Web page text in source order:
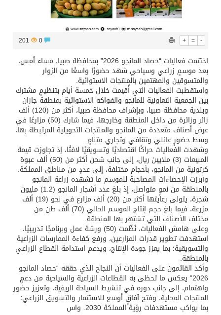
+ = -
201
اختتمت فعاليات “حصاد المانجو 2026” بمحافظة صبيا، مساء أمس،
بعد موسمٍ زراعي وسياحي شهد حضورًا واسعًا من الزوار
والمتسوقين والمهتمين بالمنتجات الاستوائية.
واستقطبت الفعاليات التي أُقيمت خلال خمسة أيام بتنظيمٍ مشترك
بين الجمعية التعاونية للمانجو والفواكه الاستوائية بمنطقة جازان
وبلدية محافظة صبيا، وبإشراف محافظة صبيا، أكثر من (120) ألف
زائر وزائرة من داخل المنطقة وخارجها، فيما شارك (50) مزارعًا في
عرض أصناف متعددة من المانجو والمنتجات التحويلية المرتبطة بها،
وسط حضورٍ عائلي وثقافي وتجاري متنامٍ.
وشهدت الفعاليات حراكًا اقتصاديًا وتسويقيًا لافتًا، إذ تجاوزت قيمة
المبيعات (3) ملايين ريال، إلى جانب شحن أكثر من (50) ألف عبوة
كرتونية من المانجو، بأحجام مختلفة، إلى عددٍ من مناطق المملكة.
وأبرزت الإحصاءات المصاحبة للموسم ما تشهده زراعة المانجو
بالمنطقة من نموٍ متواصل، إذ بلغ عدد أشجار المانجو (1.2) مليون
شجرة، يتولى رعايتها أكثر من (20) ألف مزارع في نحو (19) ألف
مزرعة، فيما بلغ حجم إنتاج الموسم الحالي (70) ألف طن من
مختلف الأصناف التي تشتهر بها المنطقة.
وعلى هامش الفعاليات، نُظّمت (50) ورشة عمل وبرنامجًا تدريبيًا،
استهدفت تطوير قدرات المزارعين، ورفع كفاءة الممارسات الزراعية
والتسويقية؛ بما يعزز جودة الإنتاج، ويدعم استدامة القطاع الزراعي
بالمنطقة.
وأكد القائمون على الفعاليات أن النجاح الذي حققه “حصاد المانجو
2026” يعكس ما تحظى به القطاعات الزراعية والسياحية من دعمٍ
واهتمام، إلى جانب دوره في تنشيط السياحة الريفية، وتعزيز حضور
المنتجات المحلية، وفتح آفاقٍ أوسع للاستثمار والتسويق الزراعي؛
بما يواكب مستهدفات رؤية المملكة 2030. واس